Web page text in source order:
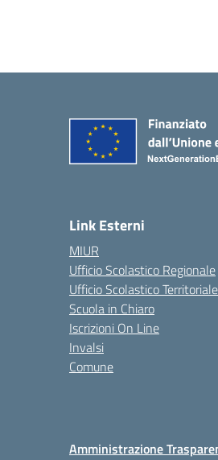
Link Esterni
MIUR
Ufficio Scolastico Regionale
Ufficio Scolastico Territoriale
Scuola in Chiaro
Iscrizioni On Line
Invalsi
Comune
Amministrazione